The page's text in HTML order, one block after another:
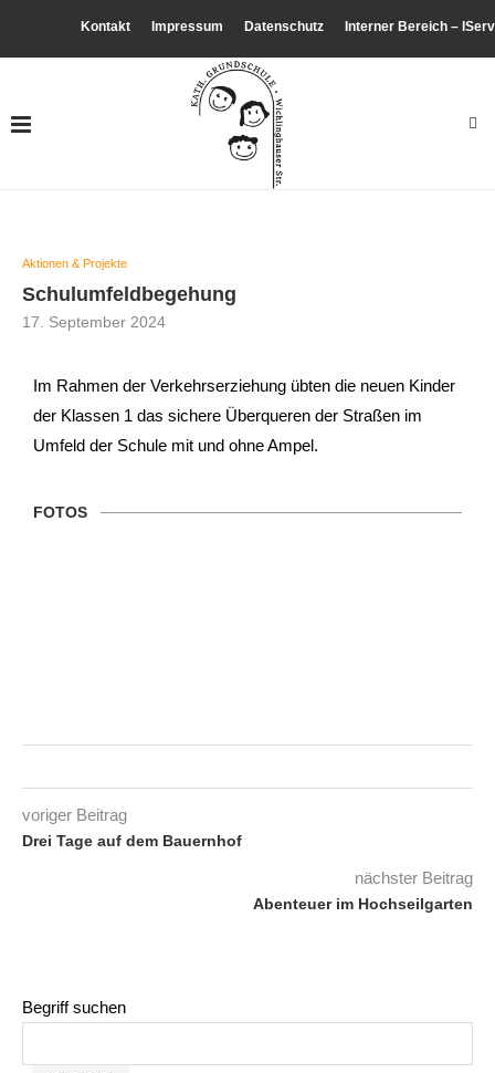
Kontakt Impressum Datenschutz Interner Bereich – IServ
Aktionen & Projekte
Schulumfeldbegehung
17. September 2024
Im Rahmen der Verkehrserziehung übten die neuen Kinder
der Klassen 1 das sichere Überqueren der Straßen im
Umfeld der Schule mit und ohne Ampel.
FOTOS
voriger Beitrag
Drei Tage auf dem Bauernhof
nächster Beitrag
Abenteuer im Hochseilgarten
Begriff suchen